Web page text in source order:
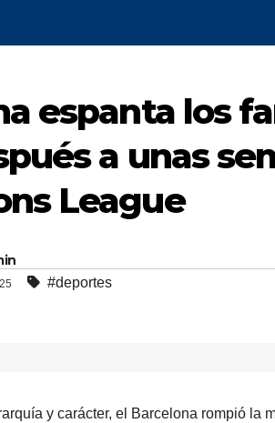
espanta los
a unas
League
#deportes
y carácter, el Barcelona rompió la